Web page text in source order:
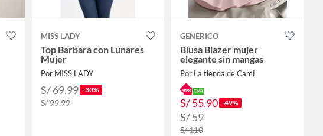
MISS LADY
Top Barbara con Lunares
Mujer
Por MISS LADY
S/ 69.99 -30%
S/ 99.99
GENERICO
Blusa Blazer mujer
elegante sin mangas
Por La tienda de Cami
S/ 55.90 -49%
S/ 59
S/ 110